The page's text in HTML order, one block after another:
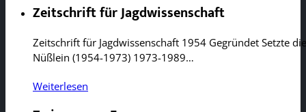
Zeitschrift für Jagdwissenschaft
Zeitschrift für Jagdwissenschaft 1954 Gegründet Setzte
Nüßlein (1954-1973) 1973-1989…
Weiterlesen